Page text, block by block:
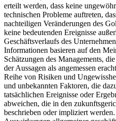
erteilt werden, dass keine
technischen Probleme auftreten,
nachteiligen Veränderungen des
keine bedeutenden Ereignisse
Geschäftsverlaufs des
Informationen basieren auf den
Schätzungen des Managements,
der Aussagen als angemessen
Reihe von Risiken und
und unbekannten Faktoren, die
tatsächlichen Ereignisse oder
abweichen, die in den
beschrieben oder impliziert